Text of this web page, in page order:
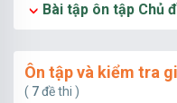
Bài tập ôn tập Chủ
Ôn tập và kiểm tra
( 7đề thi )